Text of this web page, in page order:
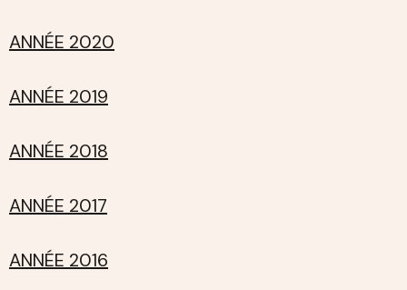
ANNÉE 2020
ANNÉE 2019
ANNÉE 2018
ANNÉE 2017
ANNÉE 2016